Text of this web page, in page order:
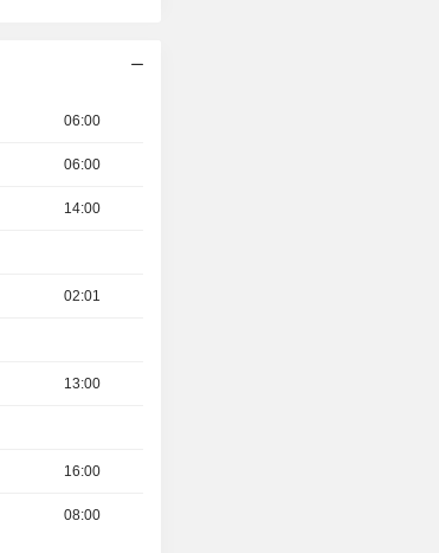
06:00
06:00
14:00
02:01
13:00
16:00
08:00